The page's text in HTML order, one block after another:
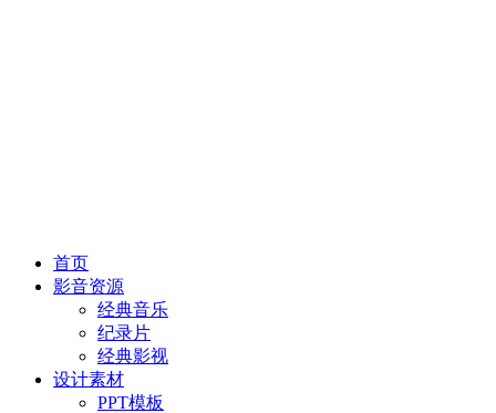
首页
影音资源
经典音乐
纪录片
经典影视
设计素材
PPT模板